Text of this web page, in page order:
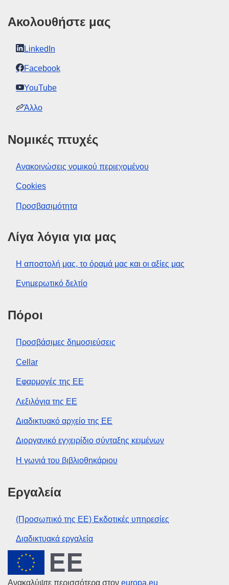
Ακολουθήστε μας
LinkedIn
Facebook
YouTube
Άλλο
Νομικές πτυχές
Ανακοινώσεις νομικού περιεχομένου
Cookies
Προσβασιμότητα
Λίγα λόγια για μας
Η αποστολή μας, το όραμά μας και οι αξίες μας
Ενημερωτικό δελτίο
Πόροι
Προσβάσιμες δημοσιεύσεις
Cellar
Εφαρμογές της ΕΕ
Λεξιλόγια της ΕΕ
Διαδικτυακό αρχείο της ΕΕ
Διοργανικό εγχειρίδιο σύνταξης κειμένων
Η γωνιά του βιβλιοθηκάριου
Εργαλεία
(Προσωπικό της ΕΕ) Εκδοτικές υπηρεσίες
Διαδικτυακά εργαλεία
Ευρωπαϊκή Ένωση
Ανακαλύψτε περισσότερα στον europa.eu